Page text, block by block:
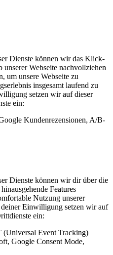
Dienste können wir das Klick-
Webseite nachvollziehen
um unsere Webseite zu
insgesamt laufend zu
setzen wir auf dieser
ein:
Kundenrezensionen, A/B-
Dienste können wir dir über die
Features
Nutzung unserer
Einwilligung setzen wir auf
ein:
(Universal Event Tracking)
Google Consent Mode,